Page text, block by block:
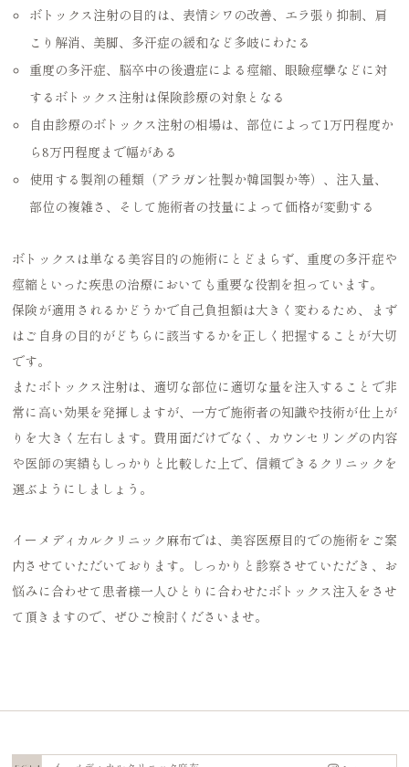
ボトックス注射の目的は、表情シワの改善、エラ張り抑制、肩
こり解消、美脚、多汗症の緩和など多岐にわたる
重度の多汗症、脳卒中の後遺症による痙縮、眼瞼痙攣などに対
するボトックス注射は保険診療の対象となる
自由診療のボトックス注射の相場は、部位によって1万円程度か
ら8万円程度まで幅がある
使用する製剤の種類（アラガン社製か韓国製か等）、注入量、
部位の複雑さ、そして施術者の技量によって価格が変動する
ボトックスは単なる美容目的の施術にとどまらず、重度の多汗症や
痙縮といった疾患の治療においても重要な役割を担っています。
保険が適用されるかどうかで自己負担額は大きく変わるため、まず
はご自身の目的がどちらに該当するかを正しく把握することが大切
です。
またボトックス注射は、適切な部位に適切な量を注入することで非
常に高い効果を発揮しますが、一方で施術者の知識や技術が仕上が
りを大きく左右します。費用面だけでなく、カウンセリングの内容
や医師の実績もしっかりと比較した上で、信頼できるクリニックを
選ぶようにしましょう。
イーメディカルクリニック麻布では、美容医療目的での施術をご案
内させていただいております。しっかりと診察させていただき、お
悩みに合わせて患者様一人ひとりに合わせたボトックス注入をさせ
て頂きますので、ぜひご検討くださいませ。